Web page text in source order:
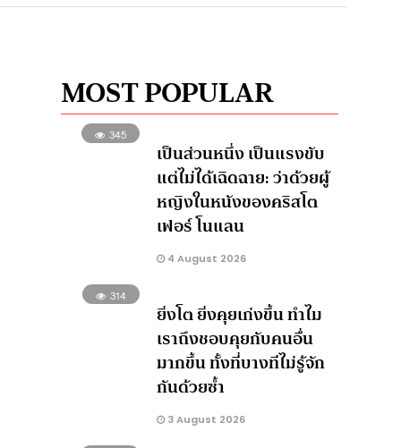
MOST POPULAR
345
เป็นส่วนหนึ่ง เป็นแรงขับ
แต่ไม่ได้เฉิดฉาย: ว่าด้วยผู้
หญิงในหนังของคริสโต
เฟอร์ โนแลน
4 August 2026
314
ยิ่งโต ยิ่งคุยเก่งขึ้น ทำไม
เราถึงชอบคุยกับคนอื่น
มากขึ้น ทั้งที่บางทีไม่รู้จัก
กันด้วยซ้ำ
3 August 2026